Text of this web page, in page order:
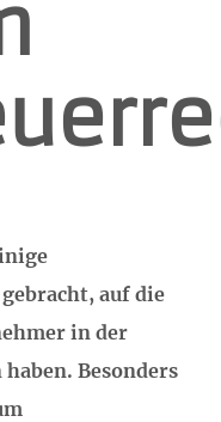
auf die
in der
Besonders